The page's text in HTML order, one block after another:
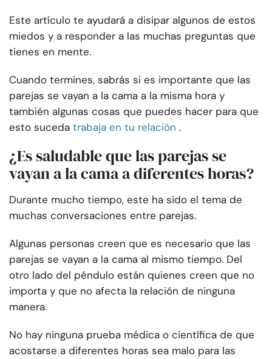
Este artículo te ayudará a disipar algunos de estos
miedos y a responder a las muchas preguntas que
tienes en mente.
Cuando termines, sabrás si es importante que las
parejas se vayan a la cama a la misma hora y
también algunas cosas que puedes hacer para que
esto suceda trabaja en tu relación .
¿Es saludable que las parejas se
vayan a la cama a diferentes horas?
Durante mucho tiempo, este ha sido el tema de
muchas conversaciones entre parejas.
Algunas personas creen que es necesario que las
parejas se vayan a la cama al mismo tiempo. Del
otro lado del péndulo están quienes creen que no
importa y que no afecta la relación de ninguna
manera.
No hay ninguna prueba médica o científica de que
acostarse a diferentes horas sea malo para las